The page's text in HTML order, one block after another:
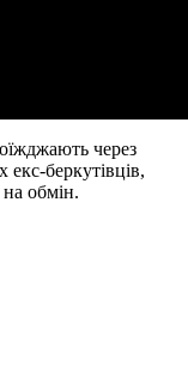
через
екс-беркутівців,
обмін.